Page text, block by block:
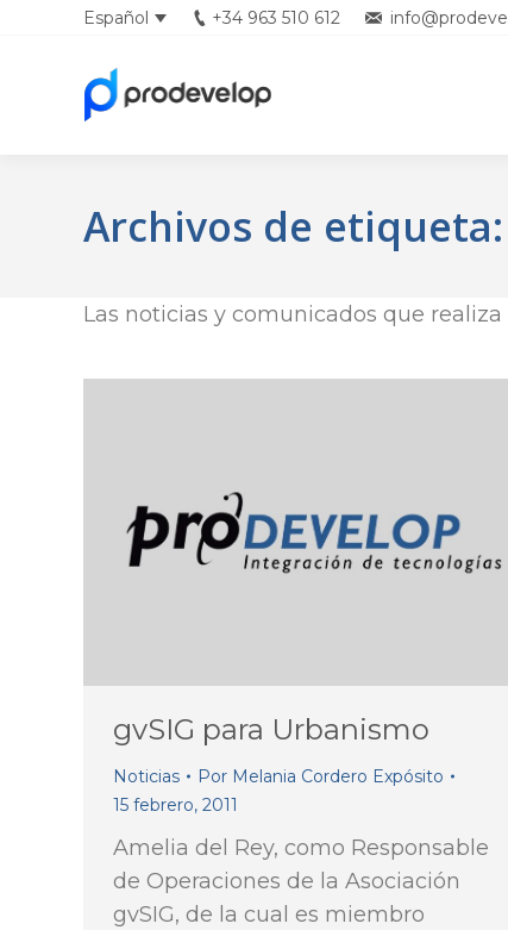
Español +34 963 510 612
Archivos de etiqueta:
Las noticias y comunicados que
gvSIG para Urbanismo
Noticias Por Melania Cordero Expósito
15 febrero, 2011
Amelia del Rey, como Responsable
de Operaciones de la Asociación
gvSIG, de la cual es miembro